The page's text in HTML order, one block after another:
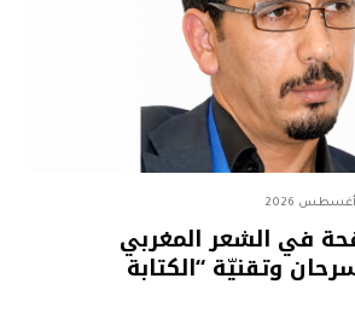
في الشعر المغربي
وتقنيّة “الكتابة